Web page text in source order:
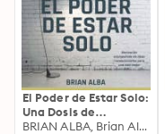
El Poder de Estar Solo:
Una Dosis de
Motivación
BRIAN ALBA, Brian Alba